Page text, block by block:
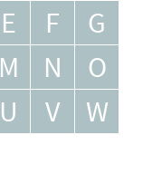
E F
G
M N
O
U V
W